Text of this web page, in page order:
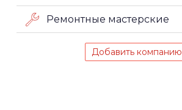
Ремонтные мастерские
Добавить компанию